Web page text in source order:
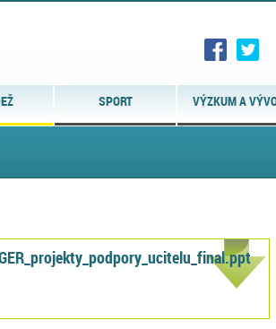
SPORT VÝZKUM A